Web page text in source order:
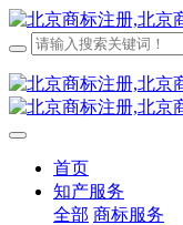
首页
知产服务
全部 商标服务